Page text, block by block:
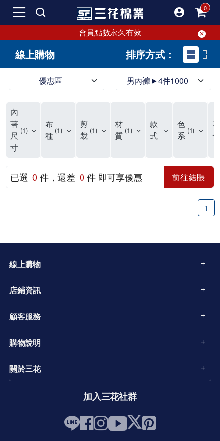
會員點數永久有效
線上購物 排序方式：
優惠區 男內褲►4件1000
三花男內褲提供最平實好搭的男內褲選擇。採用高品質原料製成，三花男內褲擁有絕佳彈性與透氣度，怎麼穿都舒適不用擔心造成肌膚困擾，立體剪裁全面大升級，滿意度百分百。
三花男內褲是男生首選品牌，適合休閒與運動。彈性好，人體工學剪裁，立體效果佳，舒適感大提升，魅力指數破表！
市佔率高達50年！三花專注設計，提升舒適與耐用，針對亞洲男性剪裁，大動作不卡襠。
三花男內褲採用優質棉料製成，褲身擁有超過千個散熱孔，吸汗透氣，柔順舒適，解決一般男內褲的悶熱問題。針對亞洲男性體型的立體剪裁設計，告別卡襠煩惱，自如大動作。三花男內褲市佔率高，專注製造與開發超過50年，提升舒適度與耐用性，深受網友推崇。五片式剪裁設計，適合各種身形及風格，給予肌膚前所未有的透氣舒適體驗。
【心情閒聊】男內褲的一些小心得?! 身為一名廣告代理商的社群小編，每次接到新客戶都需做好充足的產業功課，以免在撰寫廣告時顯得膚淺。美妝和流行服飾的客戶總讓我感到一點小確幸，因為可以搶先試用到新產品，或請客戶幫忙以員工價購買商品，讓人有中獎的小喜悅。 這次的客戶卻是-男內褲! 男內褲! 男內褲! 由於是第一次接觸這類產品，所以特地重複三次來表達內心的震驚。因為獨處時間較長，對於男內褲的研究多少有些害羞。因而硬著頭皮買了好幾件男內褲進行研究。 家裡沒有兄弟，也沒有可以直接聊男內褲的男性朋友，自己去買男內褲真的需要一些勇氣。我感謝現在的高科技網購，讓我不用親自到店面盯著男內褲看，也能輕鬆購買到不同種類的男內褲，真是感恩網路! 在Google搜尋 ""男內褲""，瞬間出現許多品牌，男內褲的世界真是博大精深呢。我開始扮演男內褲研究生，對男內褲進行分類：從長短、高低中腰到情趣男內褲，各式各樣應有盡有。好險此次的客戶是比較中規中矩的，情趣類的男內褲不在研究範圍，不然一直盯著穿內褲的模特兒看也太難為情了。 男內褲的設計功能其實不亞於女生內衣。由於男生身體結構的關係，需要更細心的設計。市面上較大的品牌有老牌的三花、三槍、宜而爽等，還有大手筆請代言人的CK、PLAYBOY等品牌。要選男內褲，實在需要下些功夫。 我將男內褲分為兩個面向：花色和功能設計。選擇男內褲的花色非常重要，因為能看出個人的品味和對內外搭配的重視程度。宅男們穿著50歲阿伯的花色內褲，或是穿白褲子搭配大黑色內褲，都是不OK的搭配。 功能設計則是對重要部位的保?。為了確保舒適性，有的內褲設計了開襟方便上廁所，有的設計了專屬囊袋固定，更有五片立體剪裁，或者強調視覺效果的內褲。這些設計不僅滿足基本的生理需求，更進階到心靈上的滿足。 以往從未想過要認真研究男內褲，直到這次工作的契機才真正了解男內褲的繁複。男內褲花色多樣，研究起來花費了不少時間。與男內褲客戶窗口交流，我這個女專案可能會有一段尷尬期，希望自己討論時不會笑場。雖然我無法真正體驗男內褲的全部功能，但透過揣測和客戶專業的回答，依然探詢到了許多有趣的現象。 某些網友反應某些國外品牌的男內褲不好穿，可能因為這些品牌是按照西方身材比例製造，不太適合台灣男性。同樣的現象也出現在女性內衣上，所以選擇適合自己的內褲才是最重要的。 以上只是我的心情抒發，沒有針對任何一家男內褲品牌，歡迎更多對男內褲有興趣的朋友加入研究行列！"
內
著
尺
寸
1
布
種 1
剪
裁 1
材
質 1
款
式
色
系 1
花
色
已選 0件，還差 0件 即可享優惠 前往結賬
1
線上購物
店鋪資訊
顧客服務
購物說明
關於三花
加入三花社群